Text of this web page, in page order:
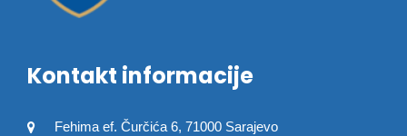
Kontakt informacije
Fehima ef. Čurčića 6, 71000 Sarajevo